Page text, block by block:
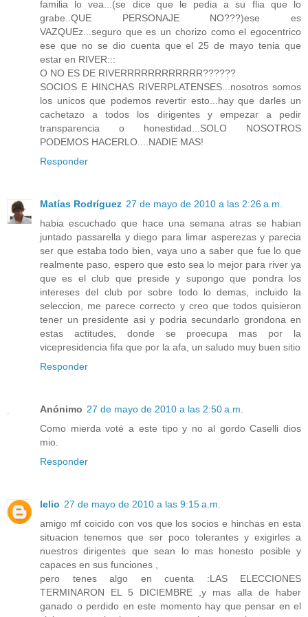
familia lo vea...(se dice que le pedia a su flia que lo
grabe..QUE PERSONAJE NO???)ese es
VAZQUEz...seguro que es un chorizo como el egocentrico
ese que no se dio cuenta que el 25 de mayo tenia que
estar en RIVER:::
O NO ES DE RIVERRRRRRRRRRRR??????
SOCIOS E HINCHAS RIVERPLATENSES...nosotros somos
los unicos que podemos revertir esto...hay que darles un
cachetazo a todos los dirigentes y empezar a pedir
transparencia o honestidad...SOLO NOSOTROS
PODEMOS HACERLO....NADIE MAS!
Responder
Matías Rodríguez 27 de mayo de 2010 a las 2:26 a.m.
habia escuchado que hace una semana atras se habian
juntado passarella y diego para limar asperezas y parecia
ser que estaba todo bien, vaya uno a saber que fue lo que
realmente paso, espero que esto sea lo mejor para river ya
que es el club que preside y supongo que pondra los
intereses del club por sobre todo lo demas, incluido la
seleccion, me parece correcto y creo que todos quisieron
tener un presidente asi y podria secundarlo grondona en
estas actitudes, donde se proecupa mas por la
vicepresidencia fifa que por la afa, un saludo muy buen sitio
Responder
Anónimo 27 de mayo de 2010 a las 2:50 a.m.
Como mierda voté a este tipo y no al gordo Caselli dios
mio.
Responder
lelio 27 de mayo de 2010 a las 9:15 a.m.
amigo mf coicido con vos que los socios e hinchas en esta
situacion tenemos que ser poco tolerantes y exigirles a
nuestros dirigentes que sean lo mas honesto posible y
capaces en sus funciones ,
pero tenes algo en cuenta :LAS ELECCIONES
TERMINARON EL 5 DICIEMBRE ,y mas alla de haber
ganado o perdido en este momento hay que pensar en el